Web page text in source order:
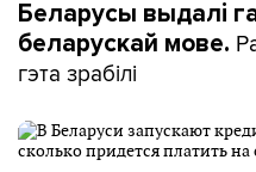
Беларусы выдалі
беларускай мове.
гэта зрабілі